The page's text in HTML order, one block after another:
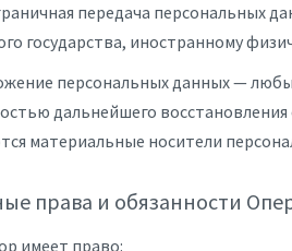
передача персональных
государства, иностранному
персональных данных —
дальнейшего
материальные носители
права и обязанности
имеет право: